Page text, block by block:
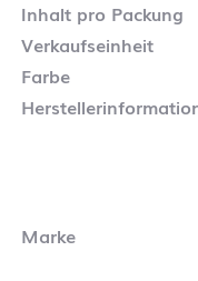
Inhalt pro Packung
Verkaufseinheit
Farbe
Marke